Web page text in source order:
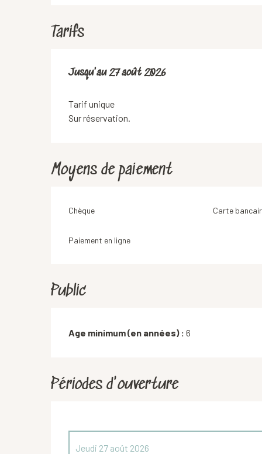
Tarifs
Du30 juillet 2026au27 août 2026
Jusqu'au27 août 2026
Tarif unique
Sur réservation.
Moyens de paiement
Chèque Carte
Paiement en ligne
Public
Age minimum (en années) : 6
Périodes d'ouverture
Jeudi 27 août 2026